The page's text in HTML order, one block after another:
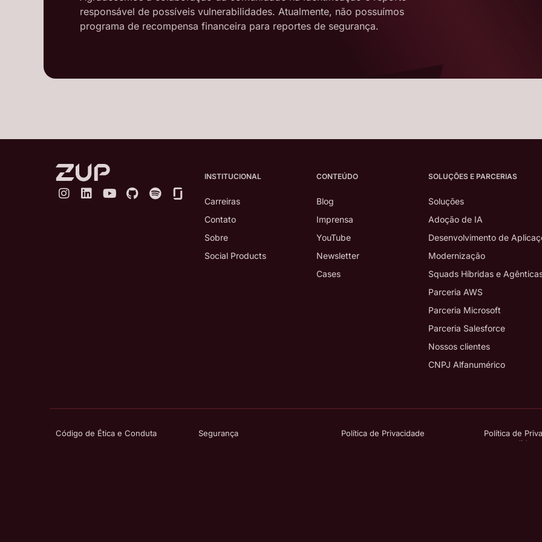
responsável de possíveis vulnerabilidades. Atualmente, não possuímos
programa de recompensa financeira para reportes de segurança.
INSTITUCIONAL
Carreiras
Contato
Sobre
Social Products
CONTEÚDO
Blog
Imprensa
YouTube
Newsletter
Cases
SOLUÇÕES E PARCERIAS
Soluções
Adoção de IA
Desenvolvimento de
Modernização
Squads Híbridas e
Parceria AWS
Parceria Microsoft
Parceria Salesforce
Nossos clientes
CNPJ Alfanumérico
Código de Ética e Conduta Segurança Política de Privacidade
Política de
para